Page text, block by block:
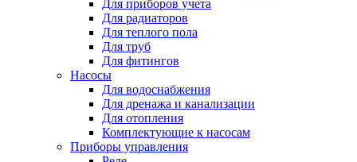
Для приборов учета
Для радиаторов
Для теплого пола
Для труб
Для фитингов
Насосы
Для водоснабжения
Для дренажа и канализации
Для отопления
Комплектующие к насосам
Приборы управления